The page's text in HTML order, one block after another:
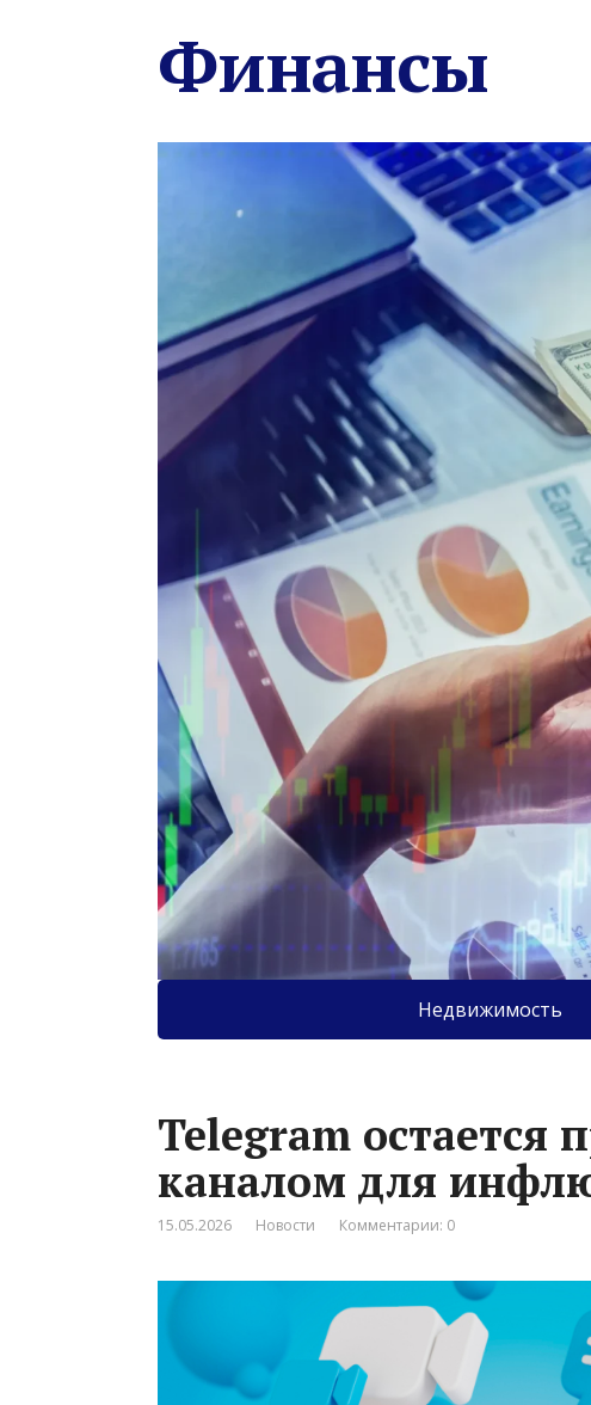
Финансы
Недвижимость
Telegram остается
каналом для
15.05.2026 Новости Комментарии: 0